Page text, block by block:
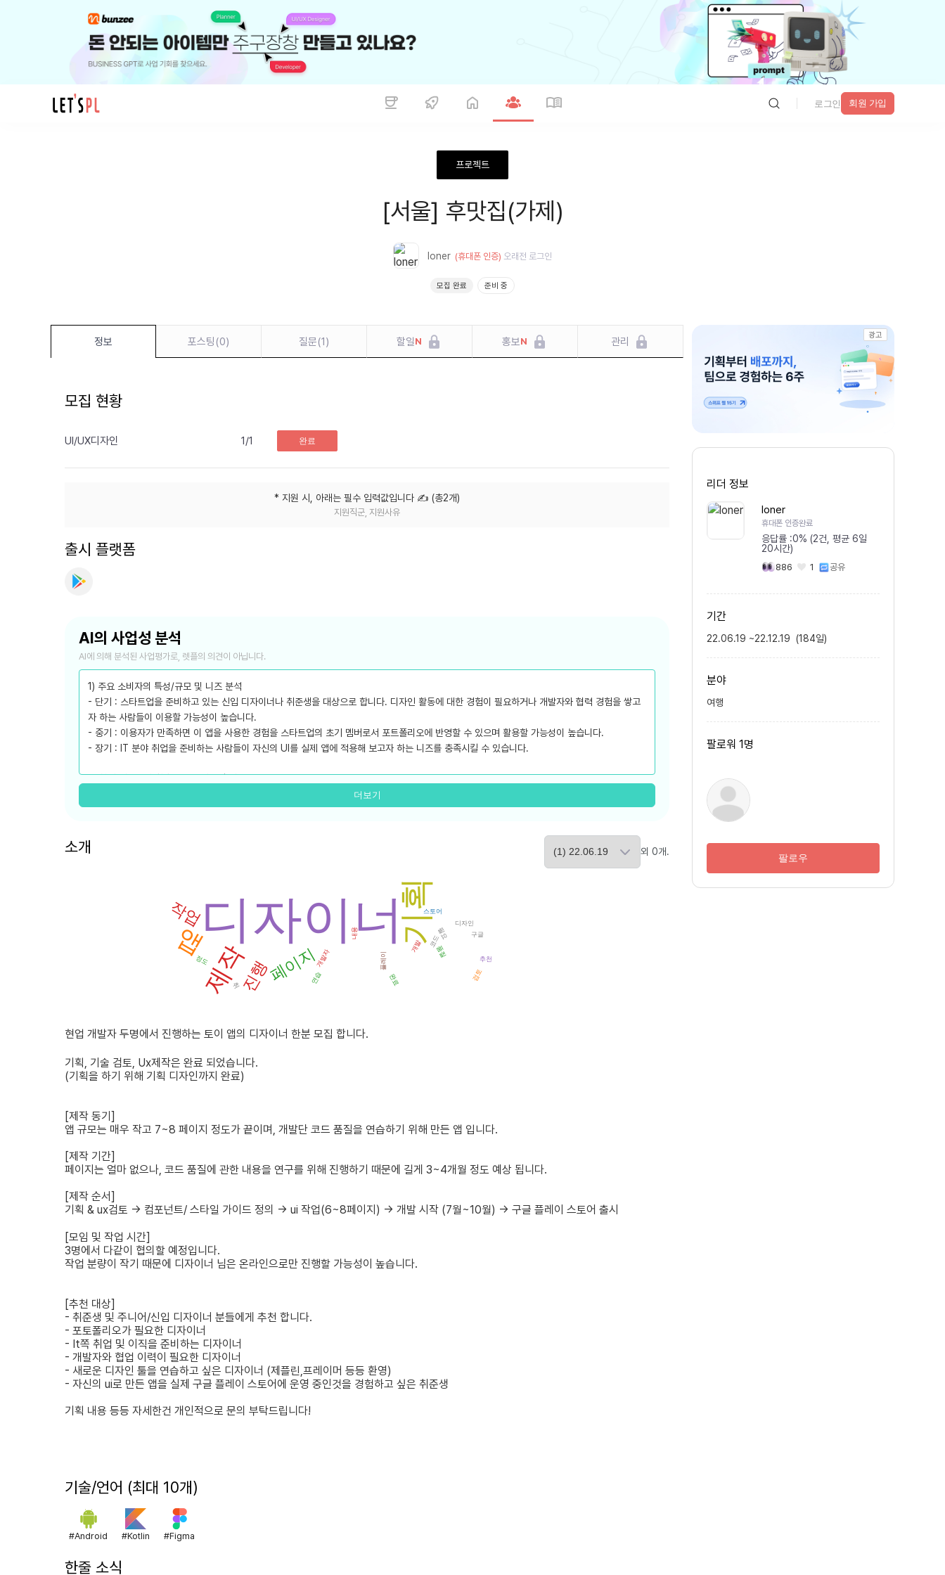
로그인 회원 가입
프로젝트
[서울] 후맛집(가제)
loner (휴대폰 인증) 오래전 로그인
모집 완료 준비 중
정보 포스팅 (0) 질문(1) 할일 N 홍보 N 관리
모집 현황
UI/UX디자인 1/1 완료
* 지원 시, 아래는 필수 입력값입니다 ✍️ (총2개)
지원직군, 지원사유
출시 플랫폼
AI의 사업성 분석
AI에 의해 분석된 사업평가로, 렛플의 의견이 아닙니다.
1) 주요 소비자의 특성/규모 및 니즈 분석
- 단기 : 스타트업을 준비하고 있는 신입 디자이너나 취준생을 대상으로 합니다. 디자인 활동에 대한 경험이 필요하거나 개발자와 협력 경험을 쌓고
자 하는 사람들이 이용할 가능성이 높습니다.
- 중기 : 이용자가 만족하면 이 앱을 사용한 경험을 스타트업의 초기 멤버로서 포트폴리오에 반영할 수 있으며 활용할 가능성이 높습니다.
- 장기 : IT 분야 취업을 준비하는 사람들이 자신의 UI를 실제 앱에 적용해 보고자 하는 니즈를 충족시킬 수 있습니다.
2) 현재 시장성과 향후 3년간 시장 추세
- 현재 IT 분야의 취업 경쟁률이 높고 신입 개발자들이 경험을 쌓는 것이 어려워 IT 업계의 교육 서비스가 인기를 끌고 있습니다.
- 다음 3년 간 IT 분야의 취업 경쟁이 계속하여 높아질 것으로 예상되며 이러한 트렌드에 따라 이 앱의 수요도 계속 증가할 것으로 보입니다.
3) 경쟁력을 가지기 위한 차별화 전략
- 실제 앱스토어에서 이 앱을 통해 만든 UI를 볼 수 있는 점이 경쟁력이 될 것입니다.
- 협업 경험을 쌓을 수 있는 기회를 제공하는 것이 차별화된 포인트입니다.
- 이 앱은 구글 플레이스토어를 통해 출시할 예정이므로 모바일 앱이 우선적인 플랫폼입니다. 이는 대상 사용자들이 주로 모바일을 통해 정보를 얻고
- 체험단을 모집하여 앱의 초기 사용자를 확보하고, 그들의 피드백을 통해 서비스를 개선하는 것도 효과적입니다.
6) 시장을 확대하기 위한 전략
- 대학교나 학원 등의 IT 관련 교육 기관과 협력을 통해 이 앱을 교육 과정에 활용하도록 할 수 있습니다.
- 실제로 이 앱을 통해 성공적으로 스타트업에 입사한 사례를 홍보하여 더 많은 사람들에게 앱을 알릴 수 있습니다.
더보기
소개 외 0개.
디자이너기획
앱제작진행페이지
작업
개발자
검토
완료
디자인
정도
개발 코드
품질
연습
내용 구글
플레이
스토어
추천
취
필요
현업 개발자 두명에서 진행하는 토이 앱의 디자이너 한분 모집 합니다.
기획, 기술 검토, Ux제작은 완료 되었습니다.
(기획을 하기 위해 기획 디자인까지 완료)
[제작 동기 ]
앱 규모는 매우 작고 7~8 페이지 정도가 끝이며 , 개발단 코드 품질을 연습하기 위해 만든 앱 입니다.
[제작 기간]
페이지는 얼마 없으나, 코드 품질에 관한 내용을 연구를 위해 진행하기 때문에 길게 3~4개월 정도 예상 됩니다.
[제작 순서 ]
기획 & ux검토 -> 컴포넌트/ 스타일 가이드 정의 -> ui 작업(6~8페이지 ) -> 개발 시작 (7월~10월) -> 구글 플레이 스토어 출시
[모임 및 작업 시간]
3명에서 다같이 협의할 예정입니다.
작업 분량이 작기 때문에 디자이너 님은 온라인으로만 진행할 가능성이 높습니다.
[추천 대상]
- 취준생 및 주니어/신입 디자이너 분들에게 추천 합니다.
- 포토폴리오가 필요한 디자이너
- It쪽 취업 및 이직을 준비하는 디자이너
- 개발자와 협업 이력이 필요한 디자이너
- 새로운 디자인 툴을 연습하고 싶은 디자이너 (제플린,프레이머 등등 환영)
- 자신의 ui로 만든 앱을 실제 구글 플레이 스토어에 운영 중인것을 경험하고 싶은 취준생
기획 내용 등등 자세한건 개인적으로 문의 부탁드립니다!
기술/언어 (최대 10개)
#Android #Kotlin #Figma
한줄 소식
광고
리더 정보
loner
휴대폰 인증완료
응답률 :0% (2건, 평균 6일
20시간)
886 1 공유
기간
22.06.19 ~22.12.19 (184일)
분야
여행
팔로워 1명
팔로우